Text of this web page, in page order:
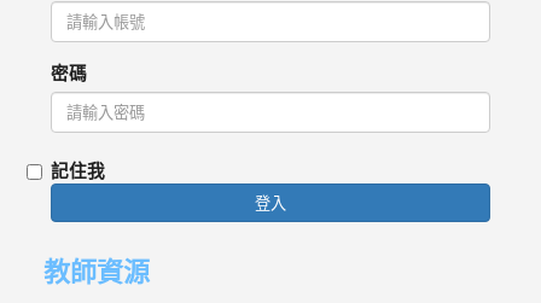
密碼
記住我
登入
教師資源